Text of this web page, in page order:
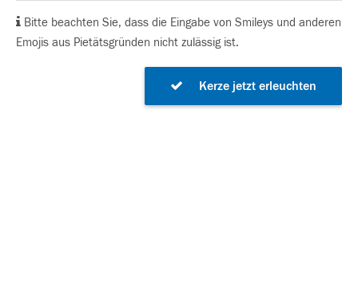
Bitte beachten Sie, dass die Eingabe von Smileys und anderen
Emojis aus Pietätsgründen nicht zulässig ist.
Kerze jetzt erleuchten